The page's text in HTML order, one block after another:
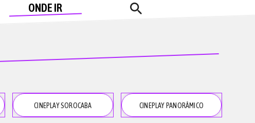
search
ONDE IR
CINEPLAYSOROCABA CINEPLAY PANORÂMICO